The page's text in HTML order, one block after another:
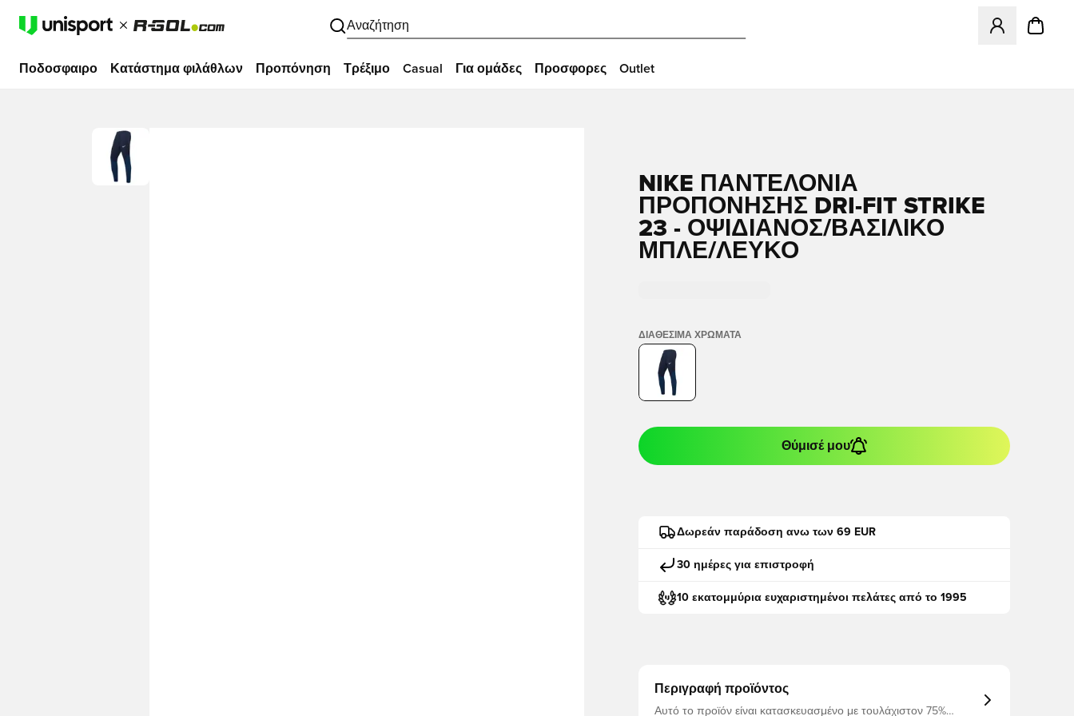
Αναζήτηση
Ανοίγει ένα
Ποδοσφαιρο Κατάστημα φιλάθλων Προπόνηση Τρέξιμο Casual Για ομάδες Προσφορες Outlet
NIKE ΠΑΝΤΕΛΌΝΙΑ
ΠΡΟΠΌΝΗΣΗΣ DRI-FIT STRIKE
23 - ΟΨΙΔΙΑΝΌΣ/ΒΑΣΙΛΙΚΌ
ΜΠΛΕ/ΛΕΥΚΌ
ΔΙΑΘΈΣΙΜΑ ΧΡΏΜΑΤΑ
Θύμισέ μου
Δωρεάν παράδοση ανω των 69 EUR
30 ημέρες για επιστροφή
10 εκατομμύρια ευχαριστημένοι πελάτες από το 1995
Περιγραφή προϊόντος
Αυτό το προϊόν είναι κατασκευασμένο με τουλάχιστον 75%